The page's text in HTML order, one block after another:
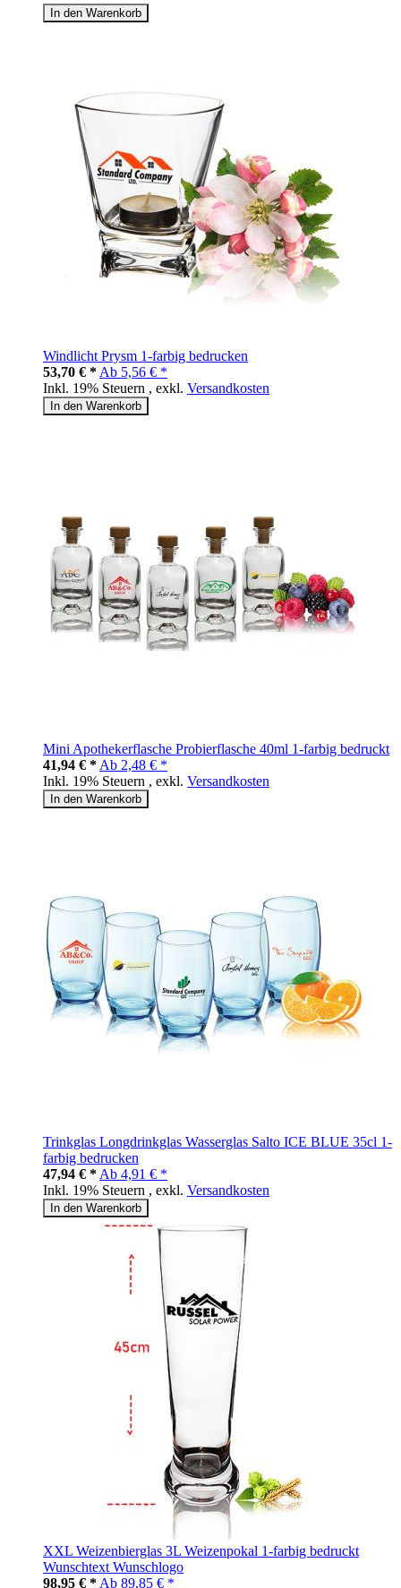
In den Warenkorb
Windlicht Prysm 1-farbig bedrucken
53,70 € * Ab 5,56 € *
Inkl. 19% Steuern , exkl. Versandkosten
In den Warenkorb
Mini Apothekerflasche Probierflasche 40ml 1-farbig bedruckt
41,94 € * Ab 2,48 € *
Inkl. 19% Steuern , exkl. Versandkosten
In den Warenkorb
Trinkglas Longdrinkglas Wasserglas Salto ICE BLUE 35cl 1-
farbig bedrucken
47,94 € * Ab 4,91 € *
Inkl. 19% Steuern , exkl. Versandkosten
In den Warenkorb
XXL Weizenbierglas 3L Weizenpokal 1-farbig bedruckt
Wunschtext Wunschlogo
98,95 € * Ab 89,85 € *